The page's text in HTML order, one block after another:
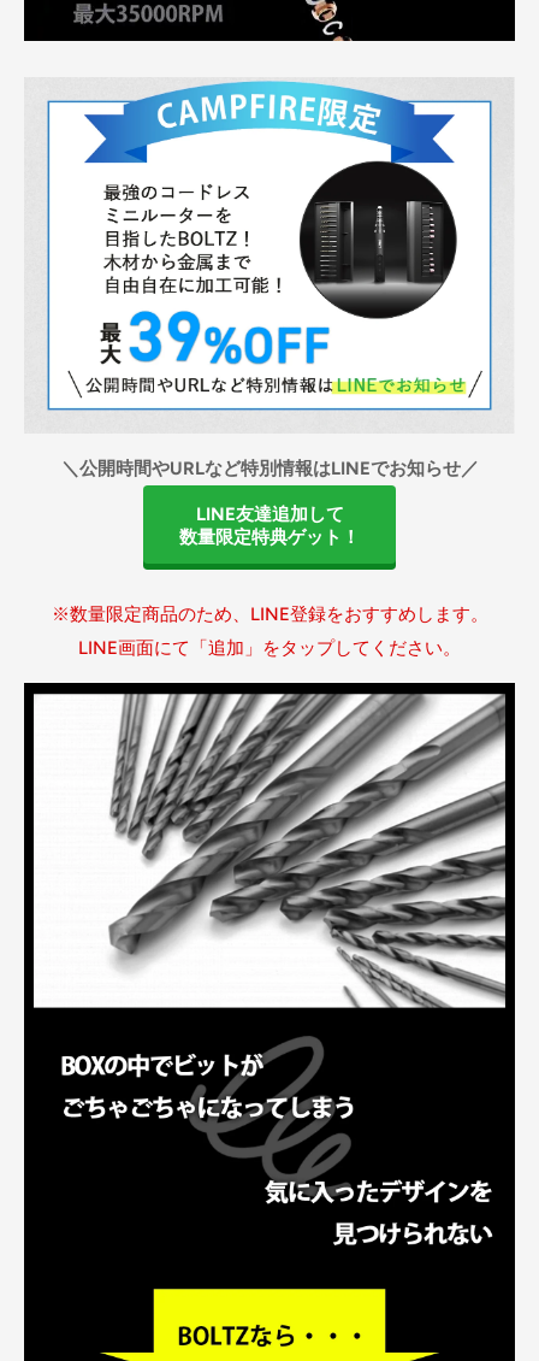
＼公開時間やURLなど特別情報はLINEでお知らせ／
LINE友達追加して
数量限定特典ゲット！
※数量限定商品のため、LINE登録をおすすめします。
LINE画面にて「追加」をタップしてください。